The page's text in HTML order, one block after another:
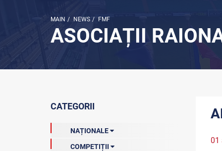
MAIN / NEWS / FMF
ASOCIAȚII
CATEGORII
NAȚIONALE
COMPETIȚII
01